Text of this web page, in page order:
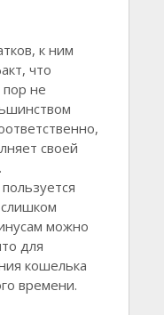
к ним
что
пор не
своей
можно
для
кошелька
времени.